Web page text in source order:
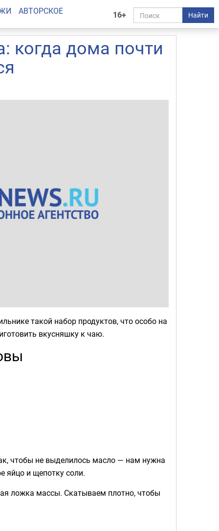
16+ Найти
АВТОРСКОЕ
когда дома почти
такой набор продуктов, что особо на
вкусняшку к чаю.
чтобы не выделилось масло — нам нужна
яйцо и щепотку соли.
ложка массы. Скатываем плотно, чтобы